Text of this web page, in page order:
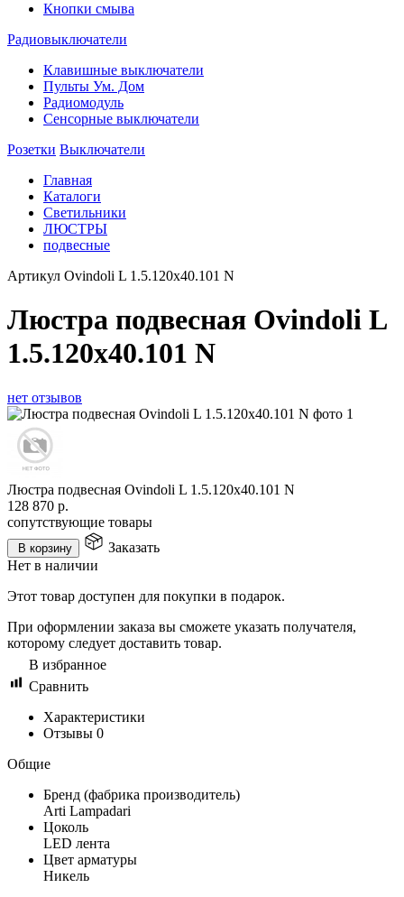
Кнопки смыва
Радиовыключатели
Клавишные выключатели
Пульты Ум. Дом
Радиомодуль
Сенсорные выключатели
Розетки Выключатели
Главная
Каталоги
Светильники
ЛЮСТРЫ
подвесные
Артикул Ovindoli L 1.5.120x40.101 N
Люстра подвесная Ovindoli L
1.5.120x40.101 N
нет отзывов
Люстра подвесная Ovindoli L 1.5.120x40.101 N
128 870 р.
сопутствующие товары
В корзину
Заказать
Нет в наличии
Этот товар доступен для покупки в подарок.
При оформлении заказа вы сможете указать получателя,
которому следует доставить товар.
В избранное
Сравнить
Характеристики
Отзывы 0
Общие
Бренд (фабрика производитель)
Arti Lampadari
Цоколь
LED лента
Цвет арматуры
Никель